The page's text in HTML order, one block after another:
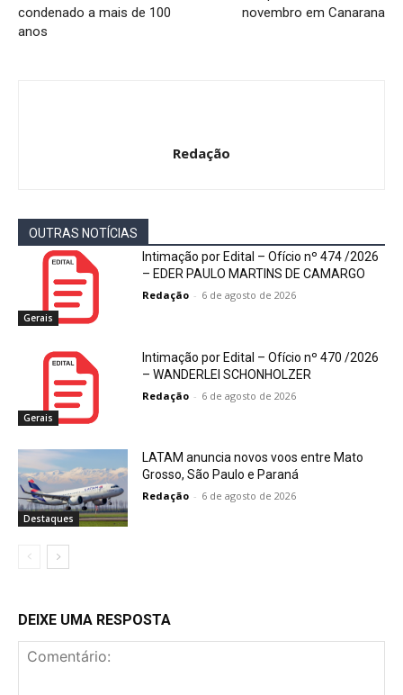
condenado a mais de 100
anos
novembro em Canarana
Redação
OUTRAS NOTÍCIAS
Gerais
Intimação por Edital – Ofício nº 474 /2026
– EDER PAULO MARTINS DE CAMARGO
Redação - 6 de agosto de 2026
Gerais
Intimação por Edital – Ofício nº 470 /2026
– WANDERLEI SCHONHOLZER
Redação - 6 de agosto de 2026
Destaques
LATAM anuncia novos voos entre Mato
Grosso, São Paulo e Paraná
Redação - 6 de agosto de 2026
DEIXE UMA RESPOSTA